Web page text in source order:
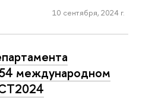
10 сентября, 2024 г.
международном